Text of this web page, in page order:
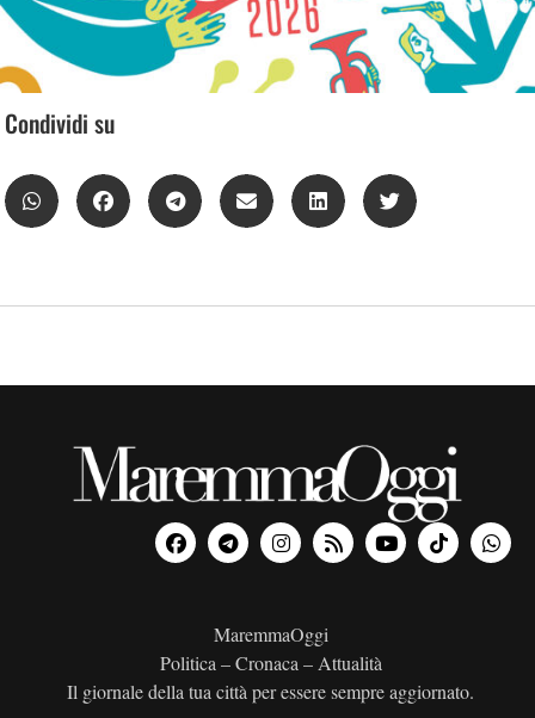
Condividi su
MaremmaOggi
Politica – Cronaca – Attualità
Il giornale della tua città per essere sempre aggiornato.